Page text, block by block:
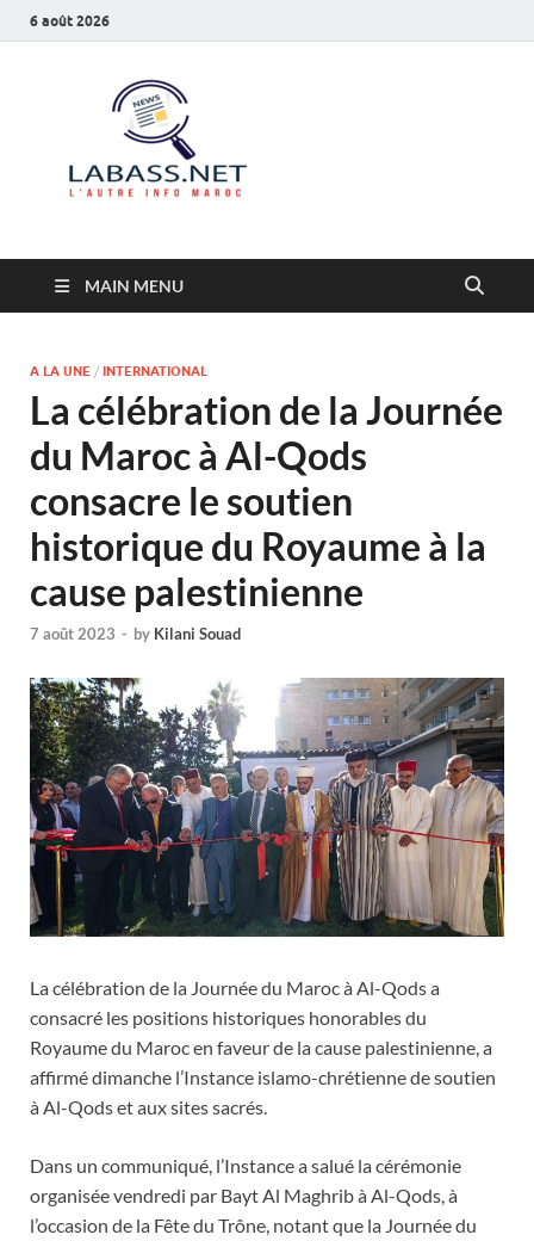
6 août 2026
MAIN MENU
A LA UNE / INTERNATIONAL
La célébration de la Journée
du Maroc à Al-Qods
consacre le soutien
historique du Royaume à la
cause palestinienne
7 août 2023 - by Kilani Souad
La célébration de la Journée du Maroc à Al-Qods a
consacré les positions historiques honorables du
Royaume du Maroc en faveur de la cause palestinienne, a
affirmé dimanche l’Instance islamo-chrétienne de soutien
à Al-Qods et aux sites sacrés.
Dans un communiqué, l’Instance a salué la cérémonie
organisée vendredi par Bayt Al Maghrib à Al-Qods, à
l’occasion de la Fête du Trône, notant que la Journée du